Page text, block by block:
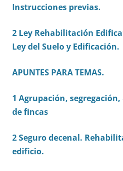
Instrucciones previas.
2 Ley Rehabilitación
Ley del Suelo y Edificación.
APUNTES PARA TEMAS.
1 Agrupación,
de fincas
2 Seguro decenal.
edificio.